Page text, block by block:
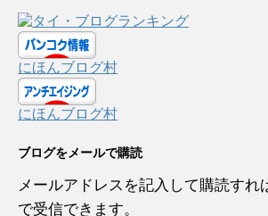
にほんブログ村
にほんブログ村
ブログをメールで購読
メールアドレスを記入して購読すれ
で受信できます。